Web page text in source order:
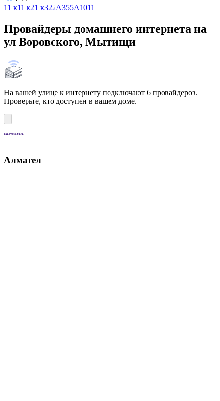
11 к11 к21 к322А355А1011
Провайдеры домашнего интернета на
ул Воровского, Мытищи
На вашей улице к интернету подключают 6 провайдеров.
Проверьте, кто доступен в вашем доме.
Алмател